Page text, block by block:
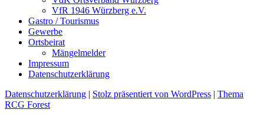
VfR 1946 Würzberg e.V.
Gastro / Tourismus
Gewerbe
Ortsbeirat
Mängelmelder
Impressum
Datenschutzerklärung
Datenschutzerklärung | Stolz präsentiert von WordPress | Thema
RCG Forest